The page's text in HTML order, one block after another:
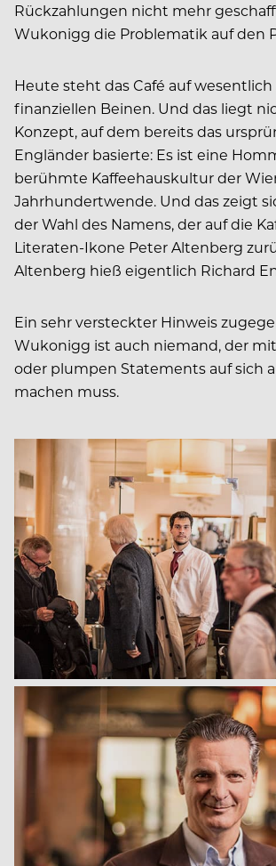
Rückzahlungen nicht mehr
Wukonigg die Problematik auf den
Heute steht das Café auf wesentlich
finanziellen Beinen. Und das liegt
Konzept, auf dem bereits das
Engländer basierte: Es ist eine
berühmte Kaffeehauskultur der
Jahrhundertwende. Und das zeigt
der Wahl des Namens, der auf die
Literaten-Ikone Peter Altenberg
Altenberg hieß eigentlich Richard
Ein sehr versteckter Hinweis
Wukonigg ist auch niemand, der
oder plumpen Statements auf sich
machen muss.